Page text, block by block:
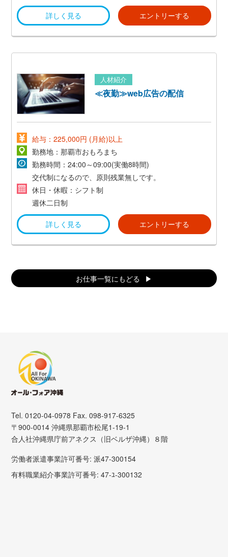
・会社創立記念日
・ベトナム旧正月
詳しく見る エントリーする
人材紹介
≪夜勤≫web広告の配信
給与：225,000円 (月給)以上
勤務地：那覇市おもろまち
勤務時間：24:00～09:00(実働8時間)
交代制になるので、原則残業無しです。
休日・休暇：シフト制
週休二日制
詳しく見る エントリーする
お仕事一覧にもどる
Tel. 0120-04-0978 Fax. 098-917-6325
〒900-0014 沖縄県那覇市松尾1-19-1
合人社沖縄県庁前アネクス（旧ベルザ沖縄）８階
労働者派遣事業許可番号: 派47-300154
有料職業紹介事業許可番号: 47-ﾕ-300132